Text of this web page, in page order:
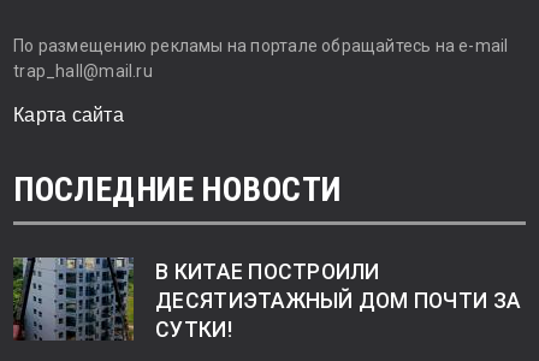
По размещению рекламы на портале обращайтесь на e-mail
trap_hall@mail.ru
Карта сайта
ПОСЛЕДНИЕ НОВОСТИ
В КИТАЕ ПОСТРОИЛИ
ДЕСЯТИЭТАЖНЫЙ ДОМ ПОЧТИ ЗА
СУТКИ!